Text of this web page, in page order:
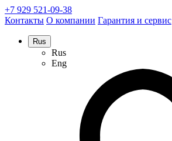
+7 929 521-09-38
Контакты О компании Гарантия и сервис
Rus
Rus
Eng